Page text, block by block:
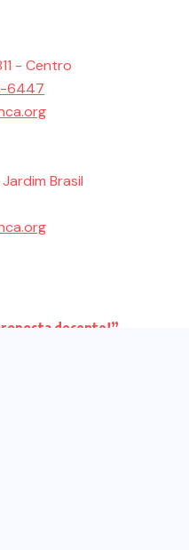
- Centro
6447
Brasil
decente!”